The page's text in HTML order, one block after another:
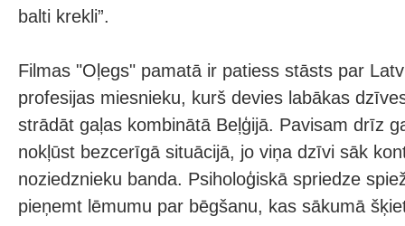
balti krekli”.
Filmas "Oļegs" pamatā ir patiess stāsts par
profesijas miesnieku, kurš devies labākas
strādāt gaļas kombinātā Beļģijā. Pavisam drīz
nokļūst bezcerīgā situācijā, jo viņa dzīvi sāk
noziedznieku banda. Psiholoģiskā spriedze
pieņemt lēmumu par bēgšanu, kas sākumā